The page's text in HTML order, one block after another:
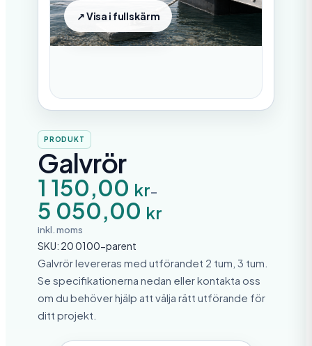
PRODUKT
Galvrör
1 150,00 kr–
5 050,00 kr
P
i
s
i
n
t
e
r
v
a
l
l
inkl. moms
SKU: 20 0100-parent
Galvrör levereras med utförandet 2 tum, 3 tum.
Se specifikationerna nedan eller kontakta oss
om du behöver hjälp att välja rätt utförande för
ditt projekt.